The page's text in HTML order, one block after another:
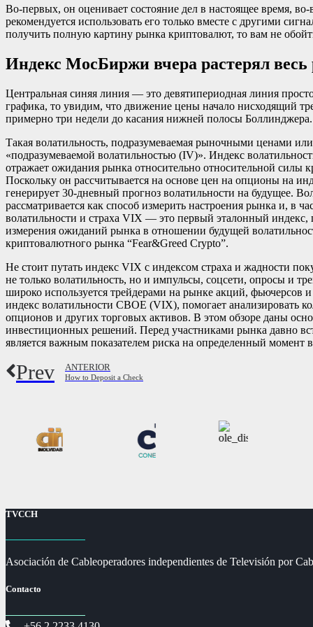
Во-первых, он оценивает состояние дел в настоящее время,
рекомендуется использовать его только вместе с другими
получить полную картину рынка криптовалют, то вам не
Индекс МосБиржи вчера растерял весь
Центральная синяя линия — это девятипериодная линия
графика, то увидим, что движение цены начало нисходящий
примерно три недели до касания нижней полосы Боллинджера.
Такая волатильность, подразумеваемая рыночными ценами
«подразумеваемой волатильностью (IV)». Индекс
отражает ожидания рынка относительно относительной силы
Поскольку он рассчитывается на основе цен на опционы на
генерирует 30-дневный прогноз волатильности на будущее.
рассматривается как способ измерить настроения рынка и, в
волатильности и страха VIX — это первый эталонный
измерения ожиданий рынка в отношении будущей
криптовалютного рынка “Fear&Greed Crypto”.
Не стоит путать индекс VIX с индексом страха и жадности
не только волатильность, но и импульсы, соцсети, опросы и
широко используется трейдерами на рынке акций,
индекс волатильности CBOE (VIX), помогает анализировать
опционов и других торговых активов. В этом обзоре даны
инвестиционных решений. Перед участниками рынка давно
является важным показателем риска на определенный момент
Prev ANTERIOR
How to Deposit a Check
TVCCH
Asociación de Cableoperadores independientes de Televisión por
Contacto